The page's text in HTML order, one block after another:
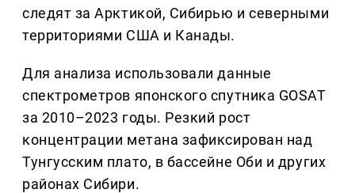
следят за Арктикой, Сибирью и северными
территориями США и Канады.
Для анализа использовали данные
спектрометров японского спутника GOSAT
за 2010–2023 годы. Резкий рост
концентрации метана зафиксирован над
Тунгусским плато, в бассейне Оби и других
районах Сибири.